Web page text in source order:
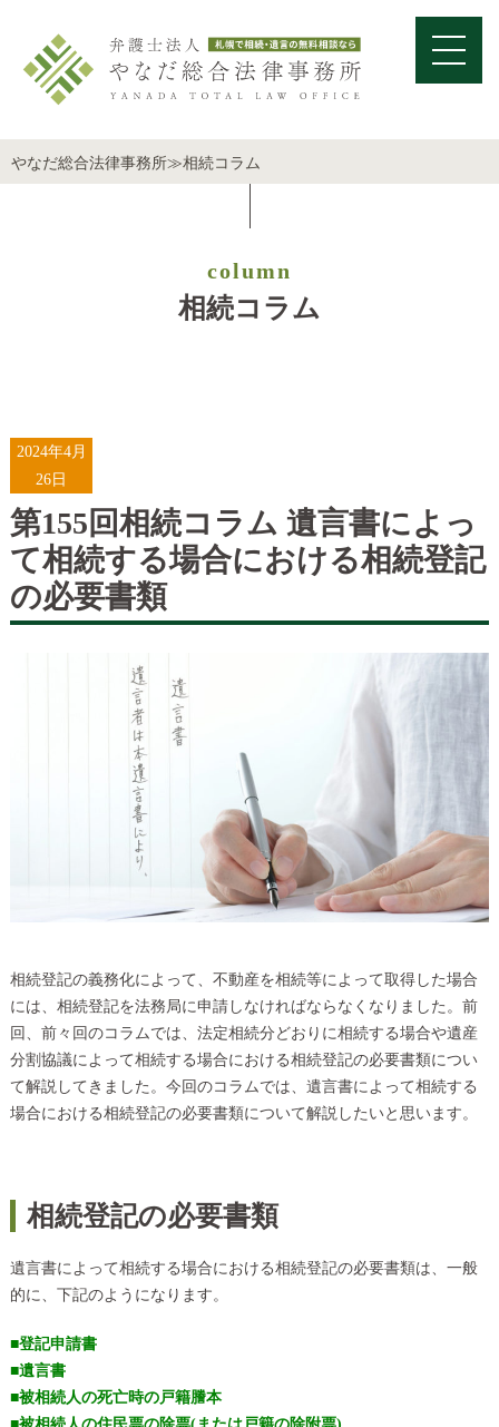
やなだ総合法律事務所≫相続コラム
column
相続コラム
2024年4月
26日
第155回相続コラム 遺言書によっ
て相続する場合における相続登記
の必要書類
相続登記の義務化によって、不動産を相続等によって取得した場合
には、相続登記を法務局に申請しなければならなくなりました。前
回、前々回のコラムでは、法定相続分どおりに相続する場合や遺産
分割協議によって相続する場合における相続登記の必要書類につい
て解説してきました。今回のコラムでは、遺言書によって相続する
場合における相続登記の必要書類について解説したいと思います。
相続登記の必要書類
遺言書によって相続する場合における相続登記の必要書類は、一般
的に、下記のようになります。
■登記申請書
■遺言書
■被相続人の死亡時の戸籍謄本